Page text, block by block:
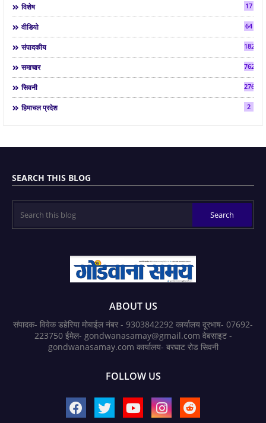
विशेष 17
वीडियो 64
संपादकीय 182
समाचार 7624
सिवनी 2763
हिमाचल प्रदेश 2
SEARCH THIS BLOG
ABOUT US
संपादक- विवेक डहेरिया मोबाईल नंबर - 9303842292 कार्यालय दूरभाष- 07692-
223750 ईमेल- gondwanasamay@gmail.com वेबसाइट -
gondwanasamay.com कार्यालय- बरघाट रोड सिवनी
FOLLOW US